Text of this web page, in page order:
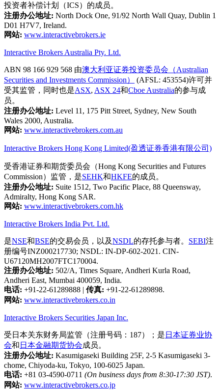
投资者补偿计划（ICS）的成员。
注册办公地址: North Dock One, 91/92 North Wall Quay, Dublin 1
D01 H7V7, Ireland.
网站: www.interactivebrokers.ie
Interactive Brokers Australia Pty. Ltd.
ABN 98 166 929 568 由澳大利亚证券投资委员会（Australian
Securities and Investments Commission）
(AFSL: 453554)许可并
受其监管，同时也是ASX, ASX 24和Cboe Australia的参与成
员。
注册办公地址: Level 11, 175 Pitt Street, Sydney, New South
Wales 2000, Australia.
网站: www.interactivebrokers.com.au
Interactive Brokers Hong Kong Limited(盈透证券香港有限公司)
受香港证券和期货委员会（Hong Kong Securities and Futures
Commission）监管，是SEHK和HKFE的成员。
注册办公地址: Suite 1512, Two Pacific Place, 88 Queensway,
Admiralty, Hong Kong SAR.
网站: www.interactivebrokers.com.hk
Interactive Brokers India Pvt. Ltd.
是NSE和BSE的交易会员，以及NSDL的存托参与者。 SEBI注
册编号INZ000217730; NSDL: IN-DP-602-2021. CIN-
U67120MH2007FTC170004.
注册办公地址: 502/A, Times Square, Andheri Kurla Road,
Andheri East, Mumbai 400059, India.
电话: +91-22-61289888 | 传真: +91-22-61289898.
网站: www.interactivebrokers.co.in
Interactive Brokers Securities Japan Inc.
受日本关东财务局监管（注册号码：187）；是 日本证券业协
会和 日本金融期货协会成员。
注册办公地址: Kasumigaseki Building 25F, 2-5 Kasumigaseki 3-
chome, Chiyoda-ku, Tokyo, 100-6025 Japan.
电话: +81 03-4590-0711 (On business days from 8:30-17:30 JST).
网站: www.interactivebrokers.co.jp